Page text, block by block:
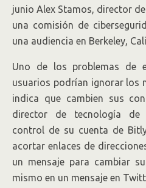
junio Alex Stamos, director
una comisión de
una audiencia en Berkeley,
Uno de los problemas de
usuarios podrían ignorar los
indica que cambien sus
director de tecnología de
control de su cuenta de
acortar enlaces de
un mensaje para cambiar
mismo en un mensaje en